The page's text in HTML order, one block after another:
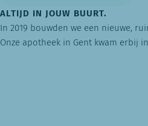
ALTIJD IN JOUW BUURT.
In 2019 bouwden we een nieuwe,
Onze apotheek in Gent kwam erbij